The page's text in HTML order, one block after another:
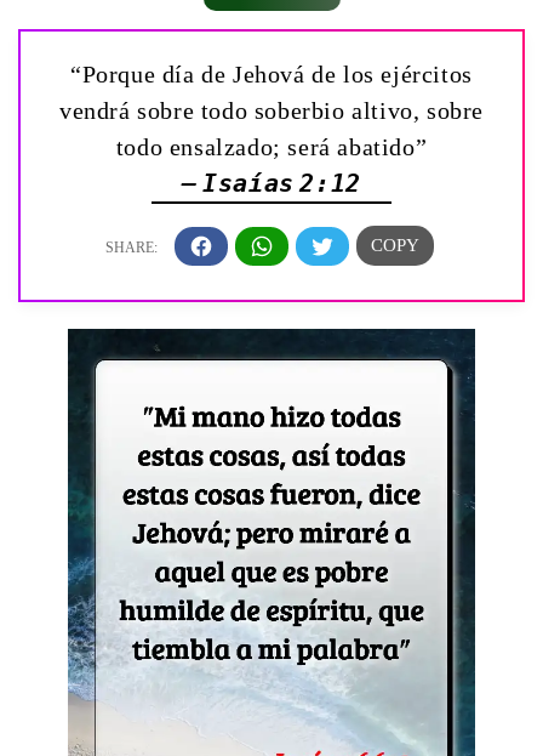
“Porque día de Jehová de los ejércitos
vendrá sobre todo soberbio altivo, sobre
todo ensalzado; será abatido”
— Isaías 2:12